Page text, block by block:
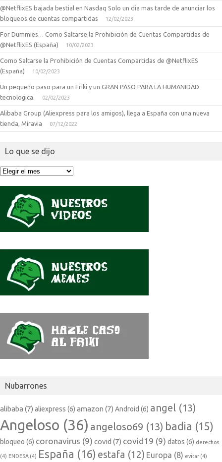
@NetflixES bajada bestial en Nasdaq Solo un dia mas tarde de anunciar los
bloqueos de cuentas compartidas
12/02/2023
For Dummies… Como Saltarse la Prohibición de Cuentas Compartidas de
@NetflixES (España)
10/02/2023
Como Saltarse la Prohibición de Cuentas Compartidas de @NetflixES
(España)
10/02/2023
Un pequeño paso para un Friki y un GRAN PASO PARA LA HUMANIDAD
tecnologica.
02/02/2023
Alibaba Group (Aliexpress para los amigos), llega a España con una nueva
tienda, Miravia
07/12/2022
Lo que se dijo
Lo
Nubarrones
alibaba (7) aliexpress (6) amazon (7) Android (6) angel (13)
Angeloso (36) angeloso69 (13) badia (15)
bloqueo (6) coronavirus (9) covid (7) covid19 (9) datos (6) derechos
(4) ENDESA (4) España (16) estafa (12) Europa (8) evitar (4)